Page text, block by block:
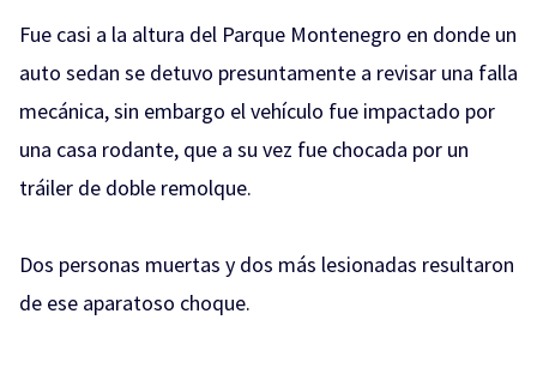
Fue casi a la altura del Parque Montenegro en donde un
auto sedan se detuvo presuntamente a revisar una falla
mecánica, sin embargo el vehículo fue impactado por
una casa rodante, que a su vez fue chocada por un
tráiler de doble remolque.
Dos personas muertas y dos más lesionadas resultaron
de ese aparatoso choque.